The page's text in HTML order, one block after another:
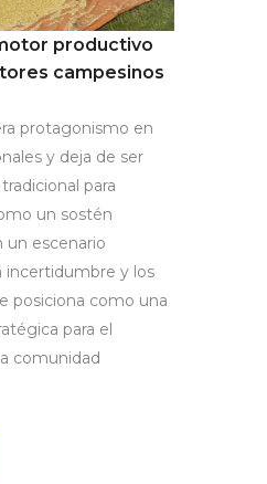
productivo
campesinos
protagonismo en
y deja de ser
para
un sostén
un escenario
incertidumbre y los
posiciona como una
para el
comunidad